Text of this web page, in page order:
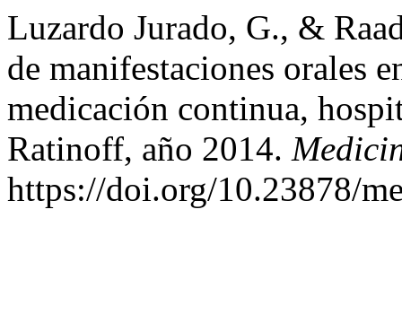
Luzardo Jurado, G., &
de manifestaciones orales
medicación continua,
Ratinoff, año 2014.
https://doi.org/10.23878/